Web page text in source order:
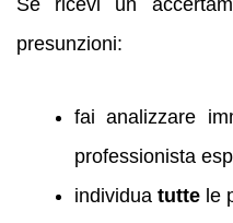
Se ricevi un
presunzioni:
fai analizzare
professionista
individua tuttele